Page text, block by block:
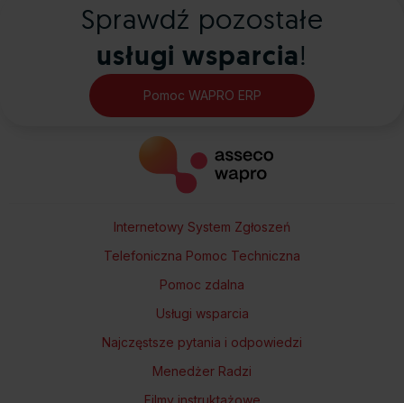
Sprawdź pozostałe
usługi wsparcia!
Pomoc WAPRO ERP
Internetowy System Zgłoszeń
Telefoniczna Pomoc Techniczna
Pomoc zdalna
Usługi wsparcia
Najczęstsze pytania i odpowiedzi
Menedżer Radzi